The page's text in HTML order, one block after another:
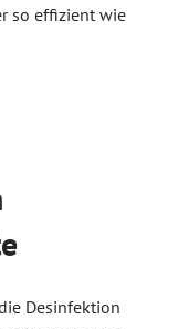
so effizient wie
Desinfektion